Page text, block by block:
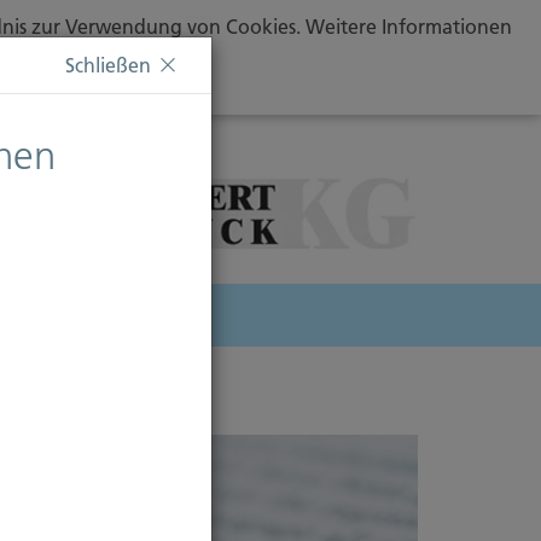
zur Verwendung von Cookies. Weitere Informationen
Schließen